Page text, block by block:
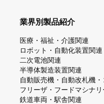
業界別製品紹介
医療・福祉・介護関連
ロボット・自動化装置関連
二次電池関連
半導体製造装置関連
自動販売機・自動改札機
フリーザ・フードマシナ
鉄道車両・駅舎関連